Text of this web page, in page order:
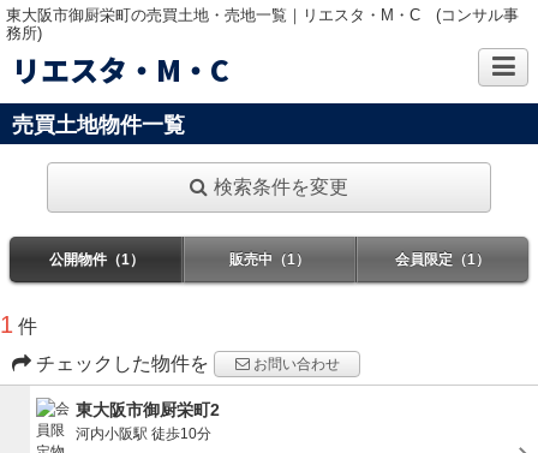
東大阪市御厨栄町の売買土地・売地一覧｜リエスタ・M・C (コンサル事
務所)
リエスタ・M・C
売買土地物件一覧
検索条件を変更
公開物件（1） 販売中（1） 会員限定（1）
1 件
チェックした物件を
お問い合わせ
東大阪市御厨栄町2
河内小阪駅 徒歩10分